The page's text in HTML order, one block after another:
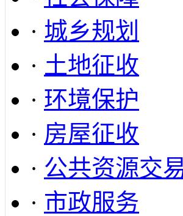
· 城乡规划
· 土地征收
· 环境保护
· 房屋征收
· 公共资源交
· 市政服务